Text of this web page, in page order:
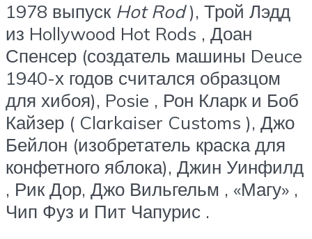
1978 выпуск Hot Rod), Трой Лэдд
из Hollywood Hot Rods , Доан
Спенсер (создатель машины Deuce
1940-х годов считался образцом
для хибоя), Posie , Рон Кларк и Боб
Кайзер ( Clarkaiser Customs ), Джо
Бейлон (изобретатель краска для
конфетного яблока), Джин Уинфилд
, Рик Дор, Джо Вильгельм , «Магу» ,
Чип Фуз и Пит Чапурис .